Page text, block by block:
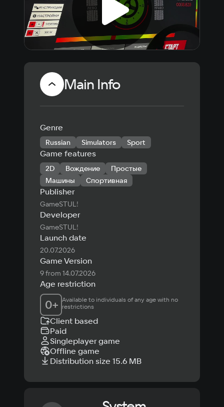
Main Info
Genre
Russian Simulators Sport
Game features
2D Вождение
Простые
Машины
Спортивная
Publisher
GameSTUL!
Developer
GameSTUL!
Launch date
20.07.2026
Game Version
9 from 14.07.2026
Age restriction
0+ Available to individuals of any age with no
restrictions
Client based
Paid
Singleplayer game
Offline game
Distribution size 15.6 MB